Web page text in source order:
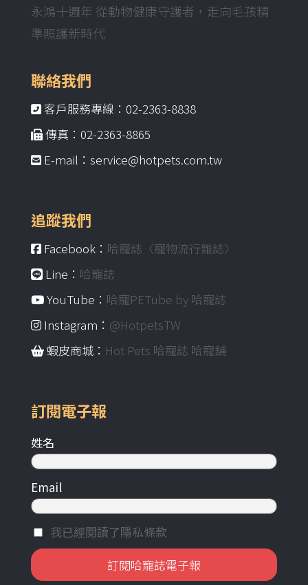
永鴻十週年 從動物健康守護者，走向毛孩精
準照護新時代
聯絡我們
客戶服務專線：02-2363-8838
傳真：02-2363-8865
E-mail：service@hotpets.com.tw
追蹤我們
Facebook： 哈寵誌〈寵物流行雜誌〉
Line： 哈寵誌
YouTube： 哈寵PETube by 哈寵誌
Instagram： @HotpetsTW
蝦皮商城： Hot Pets 哈寵誌 哈寵舖
訂閱電子報
姓名
Email
我已經閱讀了隱私條款